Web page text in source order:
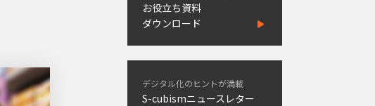
お役立ち資料
ダウンロード
デジタル化のヒントが満載
S-cubismニュースレター